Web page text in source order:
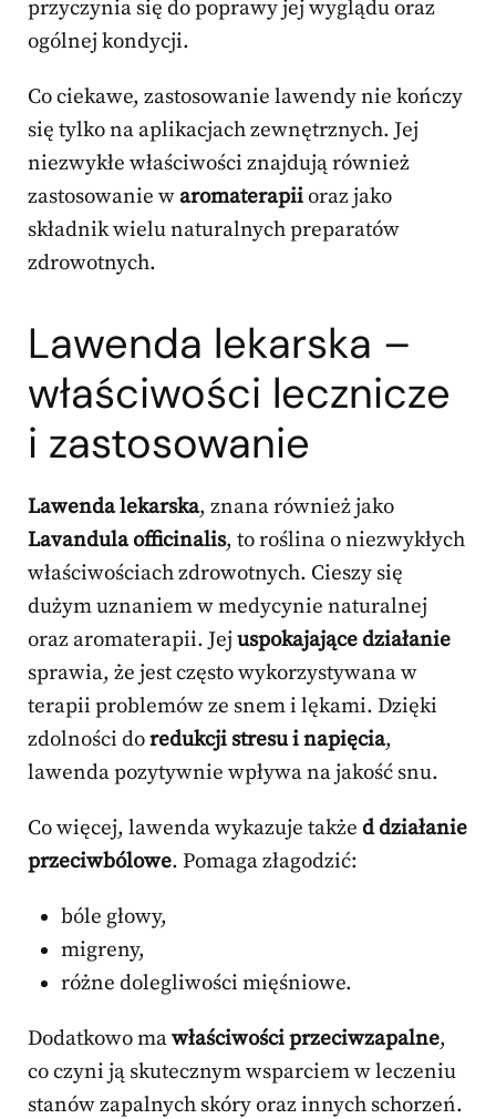
przyczynia się do poprawy jej wyglądu oraz
ogólnej kondycji.
Co ciekawe, zastosowanie lawendy nie kończy
się tylko na aplikacjach zewnętrznych. Jej
niezwykłe właściwości znajdują również
zastosowanie waromaterapiioraz jako
składnik wielu naturalnych preparatów
zdrowotnych.
Lawenda lekarska –
właściwości lecznicze
i zastosowanie
Lawenda lekarska, znana również jako
Lavandula officinalis, to roślina o niezwykłych
właściwościach zdrowotnych. Cieszy się
dużym uznaniem w medycynie naturalnej
oraz aromaterapii. Jejuspokajające działanie
sprawia, że jest często wykorzystywana w
terapii problemów ze snem i lękami. Dzięki
zdolności doredukcji stresu i napięcia,
lawenda pozytywnie wpływa na jakość snu.
Co więcej, lawenda wykazuje także d działanie
przeciwbólowe. Pomaga złagodzić:
bóle głowy,
migreny,
różne dolegliwości mięśniowe.
Dodatkowo mawłaściwości przeciwzapalne,
co czyni ją skutecznym wsparciem w leczeniu
stanów zapalnych skóry oraz innych schorzeń.